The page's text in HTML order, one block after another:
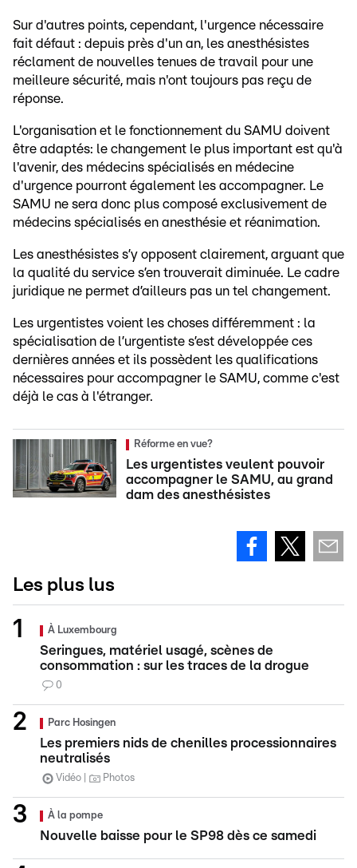
Sur d'autres points, cependant, l'urgence nécessaire
fait défaut : depuis près d'un an, les anesthésistes
réclament de nouvelles tenues de travail pour une
meilleure sécurité, mais n'ont toujours pas reçu de
réponse.
L'organisation et le fonctionnement du SAMU doivent
être adaptés: le changement le plus important est qu'à
l'avenir, des médecins spécialisés en médecine
d'urgence pourront également les accompagner. Le
SAMU ne sera donc plus composé exclusivement de
médecins spécialisés en anesthésie et réanimation.
Les anesthésistes s’y opposent clairement, arguant que
la qualité du service s’en trouverait diminuée. Le cadre
juridique ne permet d’ailleurs pas un tel changement.
Les urgentistes voient les choses différemment : la
spécialisation de l’urgentiste s’est développée ces
dernières années et ils possèdent les qualifications
nécessaires pour accompagner le SAMU, comme c'est
déjà le cas à l'étranger.
Réforme en vue?
Les urgentistes veulent pouvoir
accompagner le SAMU, au grand
dam des anesthésistes
Les plus lus
À Luxembourg
Seringues, matériel usagé, scènes de
consommation : sur les traces de la drogue
0
Parc Hosingen
Les premiers nids de chenilles processionnaires
neutralisés
Vidéo Photos
À la pompe
Nouvelle baisse pour le SP98 dès ce samedi